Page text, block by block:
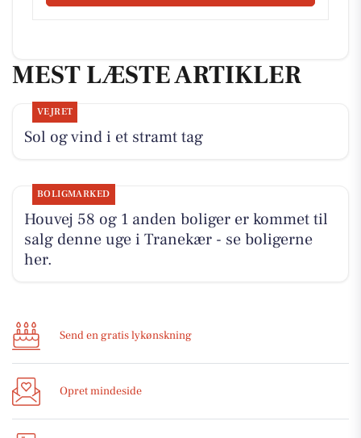
MEST LÆSTE ARTIKLER
VEJRET
Sol og vind i et stramt tag
BOLIGMARKED
Houvej 58 og 1 anden boliger er kommet til
salg denne uge i Tranekær - se boligerne
her.
Send en gratis lykønskning
Opret mindeside